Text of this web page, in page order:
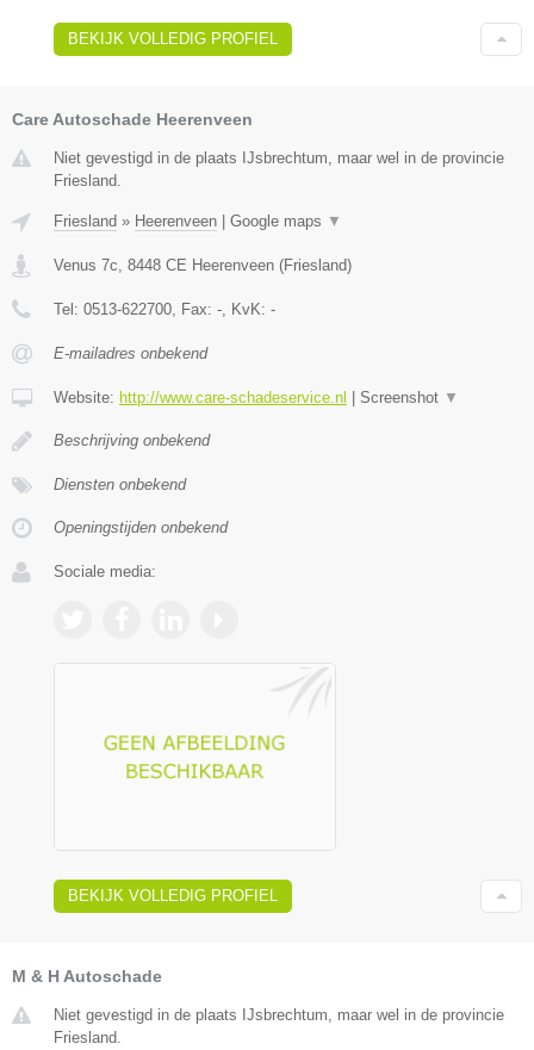
BEKIJK VOLLEDIG PROFIEL
Care Autoschade Heerenveen
Niet gevestigd in de plaats IJsbrechtum, maar wel in de provincie
Friesland.
Friesland » Heerenveen | Google maps ▼
Venus 7c 8448 CE Heerenveen (Friesland)
Tel: 0513-622700 , Fax: - , KvK: -
E-mailadres onbekend
Website: http://www.care-schadeservice.nl | Screenshot ▼
Beschrijving onbekend
Diensten onbekend
Openingstijden onbekend
Sociale media:
BEKIJK VOLLEDIG PROFIEL
M & H Autoschade
Niet gevestigd in de plaats IJsbrechtum, maar wel in de provincie
Friesland.